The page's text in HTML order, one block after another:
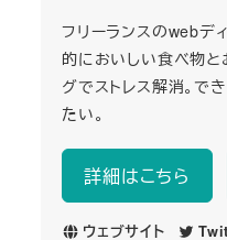
フリーランスのwebデ
的においしい食べ物と
グでストレス解消。で
たい。
詳細はこちら
ウェブサイト